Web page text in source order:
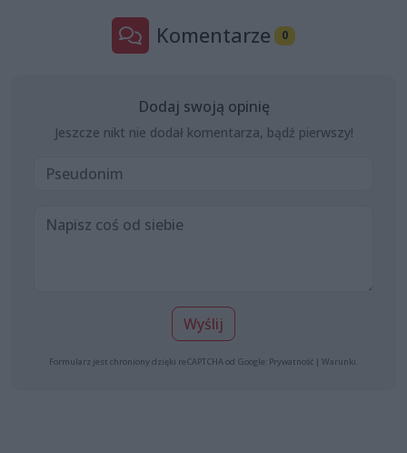
Komentarze 0
Dodaj swoją opinię
Jeszcze nikt nie dodał komentarza, bądź pierwszy!
Wyślij
Formularz jest chroniony dzięki reCAPTCHA od Google: Prywatność | Warunki